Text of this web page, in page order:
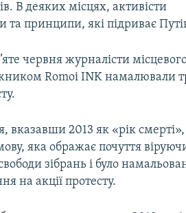
В деяких місцях, активісти
принципи, які підриває
червня журналісти
Romoi INK намалювали
вказавши 2013 як «рік
яка ображає почуття
зібрань і було
на акції протесту.